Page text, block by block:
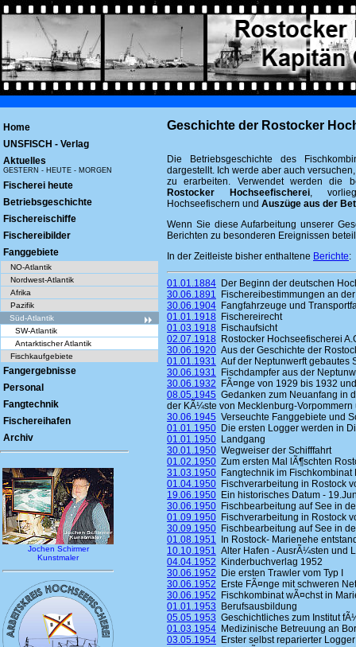
Home
UNSFISCH - Verlag
Aktuelles
GESTERN - HEUTE - MORGEN
Fischerei heute
Betriebsgeschichte
Fischereischiffe
Fischereibilder
Fanggebiete
NO-Atlantik
Nordwest-Atlantik
Afrika
Pazifik
Süd-Atlantik
SW-Atlantik
Antarktischer Atlantik
Fischkaufgebiete
Fangergebnisse
Personal
Fangtechnik
Fischereihafen
Archiv
Jochen Schirmer
Kunstmaler
Geschichte der Rostocker
Die Betriebsgeschichte des
dargestellt. Ich werde aber auch
zu erarbeiten. Verwendet werden die
Rostocker Hochseefischerei,
Hochseefischern und Auszüge aus der
Wenn Sie diese Aufarbeitung unserer
Berichten zu besonderen Ereignissen
In der Zeitleiste bisher enthaltene Berichte:
01.01.1884 Der Beginn der deutschen
30.06.1891 Fischereibestimmungen an
30.06.1904 Fangfahrzeuge und
01.01.1918 Fischereirecht
01.03.1918 Fischaufsicht
02.07.1918 Rostocker Hochseefischerei
30.06.1920 Aus der Geschichte der
01.01.1931 Auf der Neptunwerft gebautes
30.06.1931 Fischdampfer aus der
30.06.1932 FÃ¤nge von 1929 bis 1932
08.05.1945 Gedanken zum Neuanfang in
der KÃ¼ste von Mecklenburg-
30.06.1945 Verseuchte Fanggebiete und
01.01.1950 Die ersten Logger werden in
01.01.1950 Landgang
30.01.1950 Wegweiser der Schifffahrt
01.02.1950 Zum ersten Mal lÃ¶schten
31.03.1950 Fangtechnik im Fischkombinat
01.04.1950 Fischverarbeitung in Rostock
19.06.1950 Ein historisches Datum -
30.06.1950 Fischbearbeitung auf See in
01.09.1950 Fischverarbeitung in Rostock
30.09.1950 Fischbearbeitung auf See in
01.08.1951 In Rostock- Marienehe
10.10.1951 Alter Hafen - AusrÃ¼sten und
04.04.1952 Kinderbuchverlag 1952
30.06.1952 Die ersten Trawler vom Typ I
30.06.1952 Erste FÃ¤nge mit schweren
30.06.1952 Fischkombinat wÃ¤chst in
01.01.1953 Berufsausbildung
05.05.1953 Geschichtliches zum Institut
01.03.1954 Medizinische Betreuung an
03.05.1954 Erster selbst reparierter Logger